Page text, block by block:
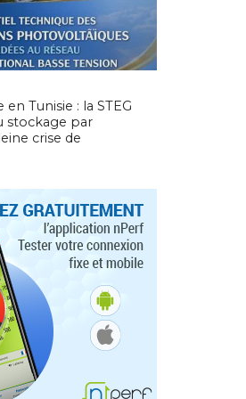
Tunisie : la STEG
stockage par
crise de